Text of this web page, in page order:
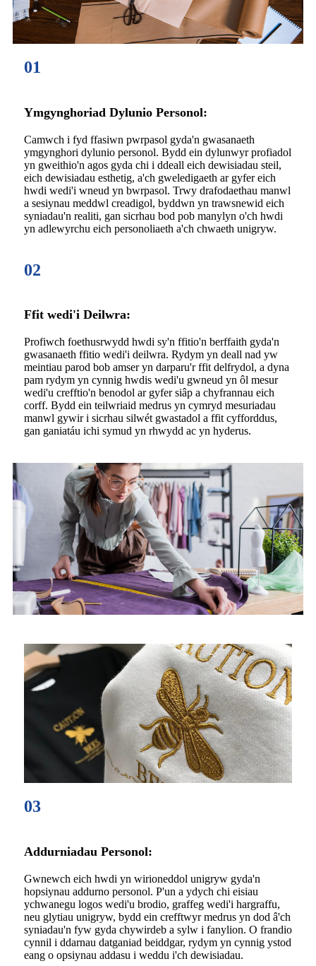
01
Ymgynghoriad Dylunio Personol:
Camwch i fyd ffasiwn pwrpasol gyda'n gwasanaeth
ymgynghori dylunio personol. Bydd ein dylunwyr profiadol
yn gweithio'n agos gyda chi i ddeall eich dewisiadau steil,
eich dewisiadau esthetig, a'ch gweledigaeth ar gyfer eich
hwdi wedi'i wneud yn bwrpasol. Trwy drafodaethau manwl
a sesiynau meddwl creadigol, byddwn yn trawsnewid eich
syniadau'n realiti, gan sicrhau bod pob manylyn o'ch hwdi
yn adlewyrchu eich personoliaeth a'ch chwaeth unigryw.
02
Ffit wedi'i Deilwra:
Profiwch foethusrwydd hwdi sy'n ffitio'n berffaith gyda'n
gwasanaeth ffitio wedi'i deilwra. Rydym yn deall nad yw
meintiau parod bob amser yn darparu'r ffit delfrydol, a dyna
pam rydym yn cynnig hwdis wedi'u gwneud yn ôl mesur
wedi'u crefftio'n benodol ar gyfer siâp a chyfrannau eich
corff. Bydd ein teilwriaid medrus yn cymryd mesuriadau
manwl gywir i sicrhau silwét gwastadol a ffit cyfforddus,
gan ganiatáu ichi symud yn rhwydd ac yn hyderus.
03
Addurniadau Personol:
Gwnewch eich hwdi yn wirioneddol unigryw gyda'n
hopsiynau addurno personol. P'un a ydych chi eisiau
ychwanegu logos wedi'u brodio, graffeg wedi'i hargraffu,
neu glytiau unigryw, bydd ein crefftwyr medrus yn dod â'ch
syniadau'n fyw gyda chywirdeb a sylw i fanylion. O frandio
cynnil i ddarnau datganiad beiddgar, rydym yn cynnig ystod
eang o opsiynau addasu i weddu i'ch dewisiadau.